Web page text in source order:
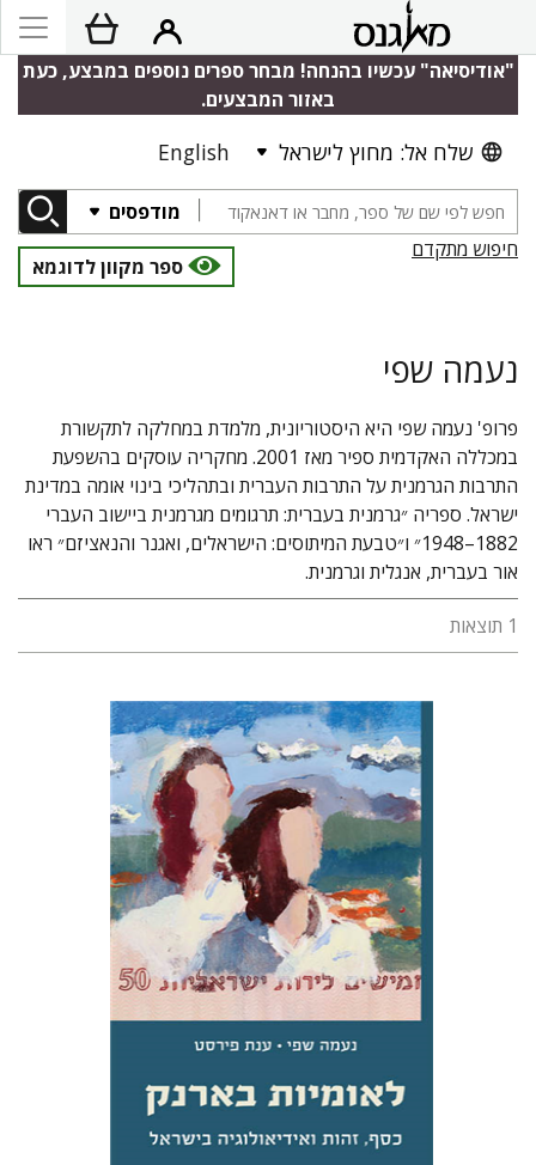
"אודיסיאה" עכשיו בהנחה! מבחר ספרים נוספים במבצע, כעת
באזור המבצעים.
שלח אל: מחוץ לישראל English
מודפסים
חיפוש מתקדם
ספר מקוון לדוגמא
נעמה שפי
פרופ' נעמה שפי היא היסטוריונית, מלמדת במחלקה לתקשורת
במכללה האקדמית ספיר מאז 2001. מחקריה עוסקים בהשפעת
התרבות הגרמנית על התרבות העברית ובתהליכי בינוי אומה במדינת
ישראל. ספריה ״גרמנית בעברית: תרגומים מגרמנית ביישוב העברי
1882–1948״ ו״טבעת המיתוסים: הישראלים, ואגנר והנאציזם״ ראו
אור בעברית, אנגלית וגרמנית.
1 תוצאות
נעמה שפי ענת פירסט
הנחת אתר ספר מודפס
$34
$31